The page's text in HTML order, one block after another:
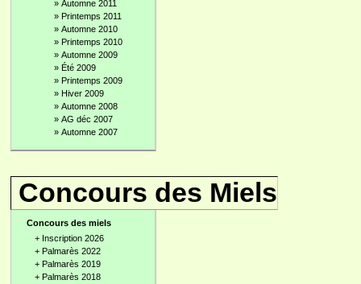
» Automne 2011
» Printemps 2011
» Automne 2010
» Printemps 2010
» Automne 2009
» Été 2009
» Printemps 2009
» Hiver 2009
» Automne 2008
» AG déc 2007
» Automne 2007
Concours des Miels
Concours des miels
+ Inscription 2026
+ Palmarès 2022
+ Palmarès 2019
+ Palmarès 2018